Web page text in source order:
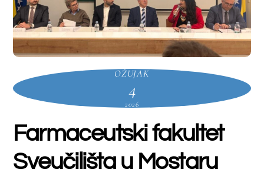
Kondža, mag. pharm., prodekan za znanost
Farmaceutskog fakulteta Sveučilišta u
Mostaru. Uz njega,na panelu su sudjelovali
predsjednik FIP-a, Paul Sinclair, predsjednik
FIP CPS Sherif Gourgui, dekan
Farmaceutskog fakulteta Sveučilišta u
Sarajevu, prof. dr. Mirza Dedić i dekanica
prof. dr. Nahida Srabović.
predstavljali i studenti Ivan Lemo i Petra